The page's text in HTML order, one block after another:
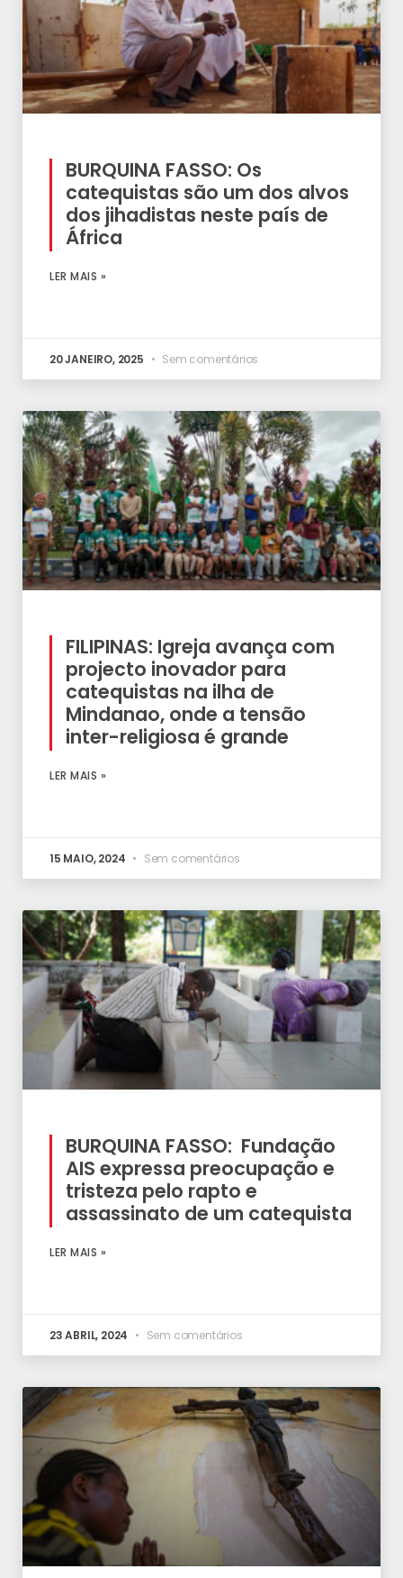
BURQUINA FASSO: Os
catequistas são um dos alvos
dos jihadistas neste país de
África
LER MAIS »
20 JANEIRO, 2025 Sem comentários
FILIPINAS: Igreja avança com
projecto inovador para
catequistas na ilha de
Mindanao, onde a tensão
inter-religiosa é grande
LER MAIS »
15 MAIO, 2024 Sem comentários
BURQUINA FASSO: Fundação
AIS expressa preocupação e
tristeza pelo rapto e
assassinato de um catequista
LER MAIS »
23 ABRIL, 2024 Sem comentários